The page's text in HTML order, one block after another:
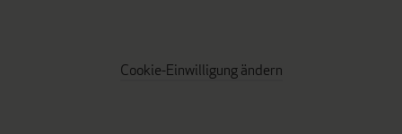
Cookie-Einwilligung ändern